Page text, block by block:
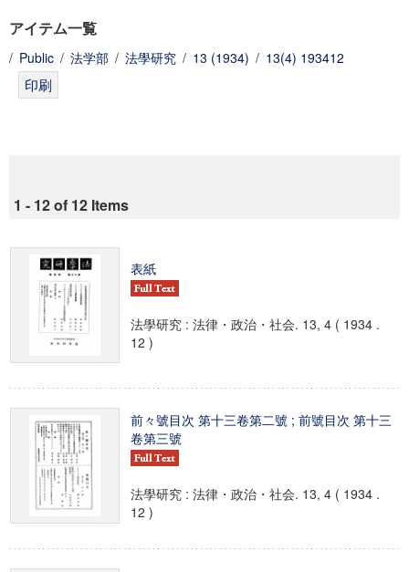
科学研究費補助金研究成果報告書
慶應義塾大学グローバルCOEプログラム市民社会ガバナンス
アイテム一覧
/ Public / 法学部 / 法學研究 / 13 (1934) / 13(4) 193412
1 - 12 of 12 Items
表紙
法學研究 : 法律・政治・社会. 13, 4 ( 1934 .
12 )
前々號目次 第十三卷第二號 ; 前號目次 第十三
卷第三號
法學研究 : 法律・政治・社会. 13, 4 ( 1934 .
12 )